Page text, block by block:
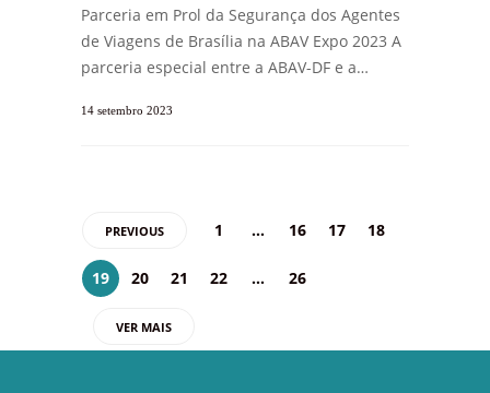
Parceria em Prol da Segurança dos Agentes
de Viagens de Brasília na ABAV Expo 2023 A
parceria especial entre a ABAV-DF e a…
14 setembro 2023
PREVIOUS 1 … 16 17 18
19 20 21 22 … 26
VER MAIS